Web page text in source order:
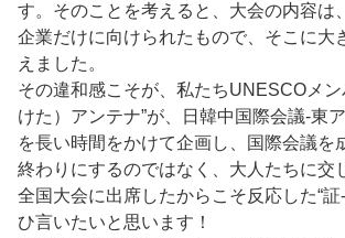
す。そのことを考えると、大会の内容は
企業だけに向けられたもので、そこに大
えました。
その違和感こそが、私たちUNESCOメン
けた）アンテナ”が、日韓中国際会議-東
を長い時間をかけて企画し、国際会議を
終わりにするのではなく、大人たちに交
全国大会に出席したからこそ反応した“証
ひ言いたいと思います！